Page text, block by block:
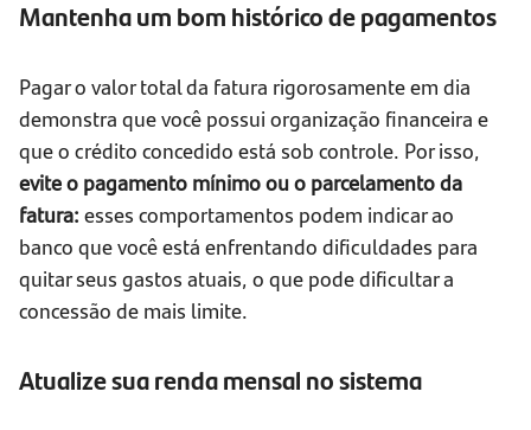
Mantenha um bom histórico de pagamentos
Pagar o valor total da fatura rigorosamente em dia
demonstra que você possui organização financeira e
que o crédito concedido está sob controle. Por isso,
evite o pagamento mínimo ou o parcelamento da
fatura: esses comportamentos podem indicar ao
banco que você está enfrentando dificuldades para
quitar seus gastos atuais, o que pode dificultar a
concessão de mais limite.
Atualize sua renda mensal no sistema